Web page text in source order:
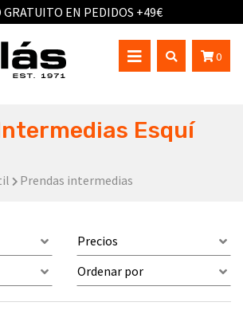
GRATUITO EN PEDIDOS +49€
0
Esquí
Prendas intermedias
Precios
Ordenar por